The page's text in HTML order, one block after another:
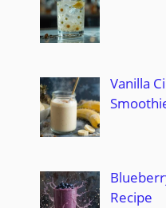
Vanilla
Recipe